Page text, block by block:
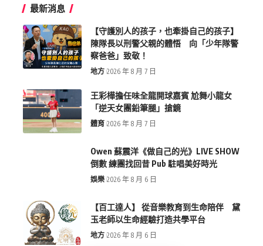
最新消息
【守護別人的孩子，也牽掛自己的孩子】
陳隊長以刑警父親的體悟 向「少年隊警
察爸爸」致敬！
地方 2026 年 8 月 7 日
王彩樺擔任味全龍開球嘉賓 尬舞小龍女
「逆天女團鉛筆腿」搶鏡
體育 2026 年 8 月 7 日
Owen 蘇震洋《做自己的光》LIVE SHOW
倒數 練團找回昔 Pub 駐唱美好時光
娛樂 2026 年 8 月 6 日
【百工達人】 從音樂教育到生命陪伴 黛
玉老師以生命經驗打造共學平台
地方 2026 年 8 月 6 日